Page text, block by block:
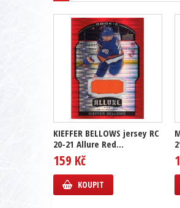
KIEFFER BELLOWS jersey RC
20-21 Allure Red...
159 Kč
KOUPIT